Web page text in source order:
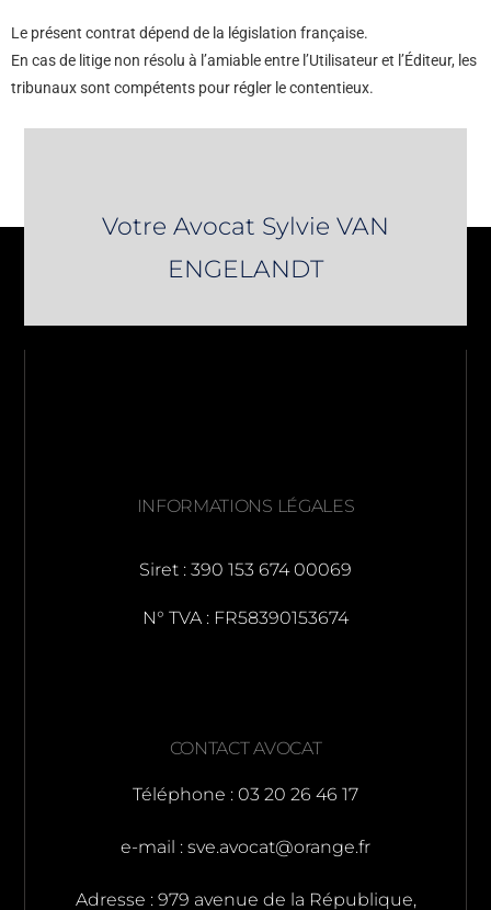
Le présent contrat dépend de la législation française.
En cas de litige non résolu à l’amiable entre l’Utilisateur et l’Éditeur, les
tribunaux sont compétents pour régler le contentieux.
Votre Avocat Sylvie VAN
ENGELANDT
INFORMATIONS LÉGALES
Siret : 390 153 674 00069
N° TVA : FR58390153674
CONTACT AVOCAT
Téléphone : 03 20 26 46 17
e-mail : sve.avocat@orange.fr
Adresse : 979 avenue de la République,